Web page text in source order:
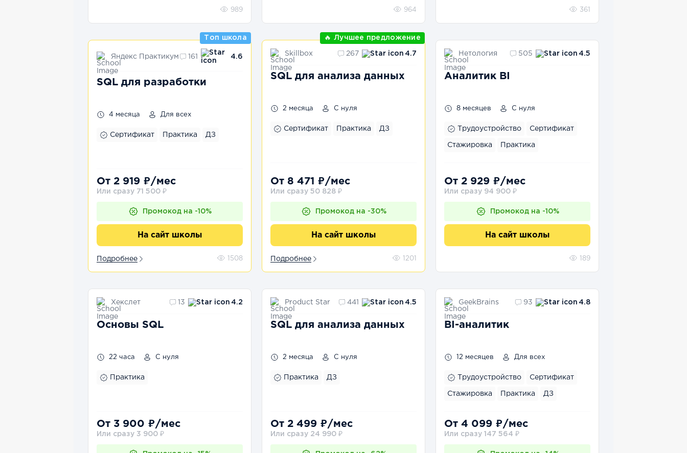
989 964 361
Топ школа
Яндекс Практикум 161 4.6
SQL для разработки
4 месяца Для всех
Сертификат Практика ДЗ
От 2 919 ₽/мес
Или сразу 71 500 ₽
Промокод на -10%
На сайт школы
Подробнее 1508
🔥 Лучшее предложение
Skillbox 267 4.7
SQL для анализа данных
2 месяца С нуля
Сертификат Практика ДЗ
От 8 471 ₽/мес
Или сразу 50 828 ₽
Промокод на -30%
На сайт школы
Подробнее 1201
Нетология 505 4.5
Аналитик BI
8 месяцев С нуля
Трудоустройство Сертификат
Стажировка Практика
От 2 929 ₽/мес
Или сразу 94 900 ₽
Промокод на -10%
На сайт школы
189
Хекслет 13 4.2
Основы SQL
22 часа С нуля
Практика
От 3 900 ₽/мес
Или сразу 3 900 ₽
Product Star 441 4.5
SQL для анализа данных
2 месяца С нуля
Практика ДЗ
От 2 499 ₽/мес
Или сразу 24 990 ₽
GeekBrains 93 4.8
BI-аналитик
12 месяцев Для всех
Трудоустройство Сертификат
Стажировка Практика ДЗ
От 4 099 ₽/мес
Или сразу 147 564 ₽